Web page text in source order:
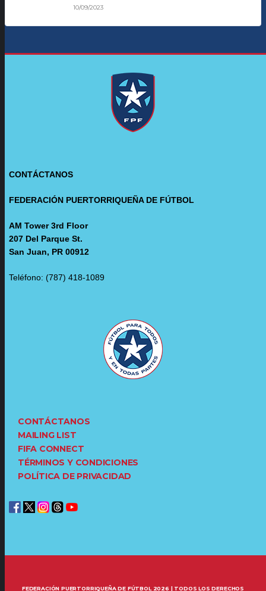
10/09/2023
CONTÁCTANOS
FEDERACIÓN PUERTORRIQUEÑA DE FÚTBOL
AM Tower 3rd Floor
207 Del Parque St.
San Juan, PR 00912
Teléfono: (787) 418-1089
CONTÁCTANOS
MAILING LIST
FIFA CONNECT
TÉRMINOS Y CONDICIONES
POLÍTICA DE PRIVACIDAD
FEDERACIÓN PUERTORRIQUEÑA DE FÚTBOL 2026 | TODOS LOS DERECHOS